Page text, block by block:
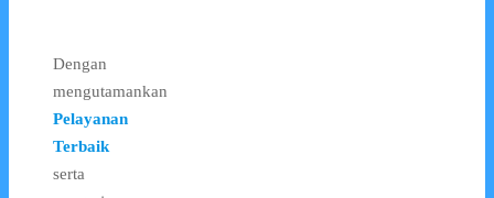
Dengan
mengutamankan
Pelayanan
Terbaik
serta